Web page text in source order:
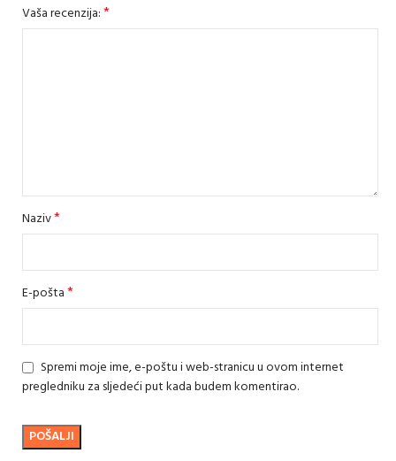
Vaša recenzija:*
Naziv*
E-pošta*
Spremi moje ime, e-poštu i web-stranicu u ovom internet
pregledniku za sljedeći put kada budem komentirao.